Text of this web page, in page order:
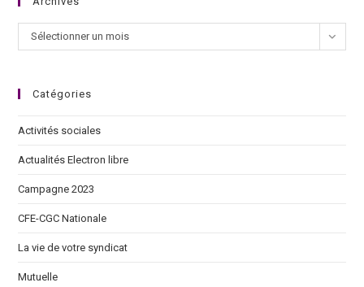
Sélectionner un mois
Catégories
Activités sociales
Actualités Electron libre
Campagne 2023
CFE-CGC Nationale
La vie de votre syndicat
Mutuelle